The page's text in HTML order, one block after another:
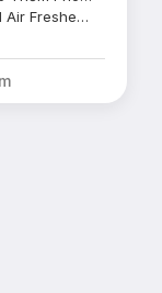
Gel Air Freshener - Pure Breeze Pet